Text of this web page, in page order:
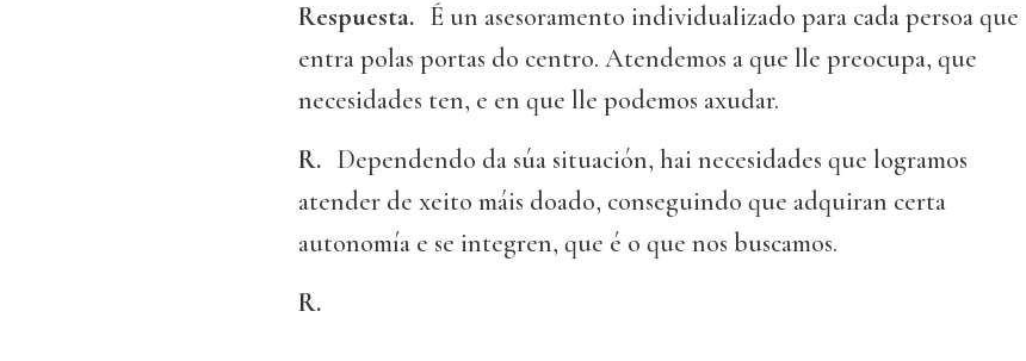
Respuesta. É un asesoramento individualizado para cada persoa que
entra polas portas do centro. Atendemos a que lle preocupa, que
necesidades ten, e en que lle podemos axudar.
R. Dependendo da súa situación, hai necesidades que logramos
atender de xeito máis doado, conseguindo que adquiran certa
autonomía e se integren, que é o que nos buscamos.
R.